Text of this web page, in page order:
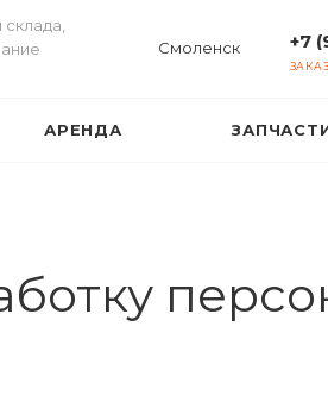
Смоленск +7
АРЕНДА